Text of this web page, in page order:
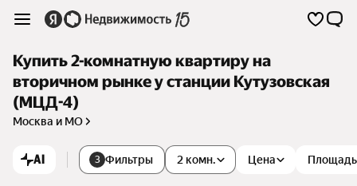
Купить 2-комнатную квартиру на
вторичном рынке у станции Кутузовская
(МЦД-4)
Москва и МО
AI 3 Фильтры 2 комн. Цена Площадь